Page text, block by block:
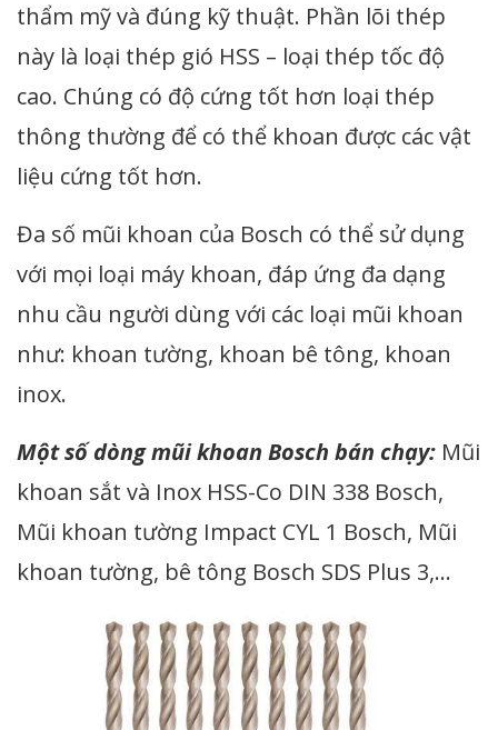
thẩm mỹ và đúng kỹ thuật. Phần lõi thép
này là loại thép gió HSS – loại thép tốc độ
cao. Chúng có độ cứng tốt hơn loại thép
thông thường để có thể khoan được các vật
liệu cứng tốt hơn.
Đa số mũi khoan của Bosch có thể sử dụng
với mọi loại máy khoan, đáp ứng đa dạng
nhu cầu người dùng với các loại mũi khoan
như: khoan tường, khoan bê tông, khoan
inox.
Một số dòng mũi khoan Bosch bán chạy: Mũi
khoan sắt và Inox HSS-Co DIN 338 Bosch,
Mũi khoan tường Impact CYL 1 Bosch, Mũi
khoan tường, bê tông Bosch SDS Plus 3,…